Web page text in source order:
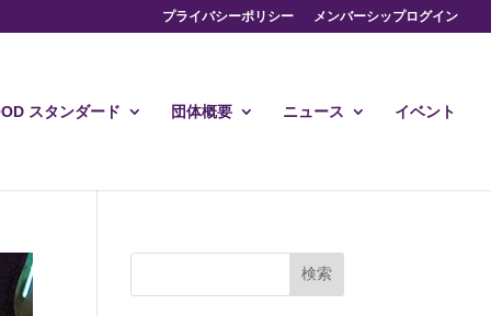
プライバシーポリシー メンバーシップログイン
スタンダード 団体概要 ニュース イベント